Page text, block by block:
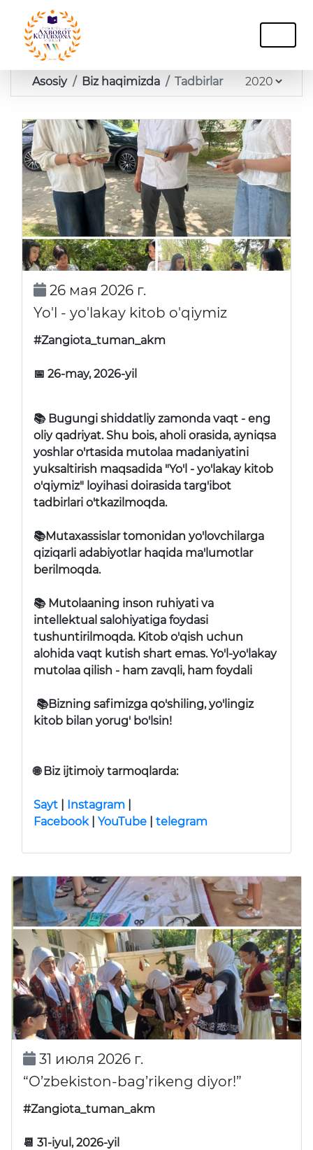
Asosiy Biz haqimizda Tadbirlar
26 мая 2026 г.
Yo'l - yo'lakay kitob o'qiymiz
#Zangiota_tuman_akm
📅 26-may, 2026-yil
📚 Bugungi shiddatliy zamonda vaqt - eng
oliy qadriyat. Shu bois, aholi orasida, ayniqsa
yoshlar o'rtasida mutolaa madaniyatini
yuksaltirish maqsadida "Yo'l - yo'lakay kitob
o'qiymiz" loyihasi doirasida targ'ibot
tadbirlari o'tkazilmoqda.
📚Mutaxassislar tomonidan yo'lovchilarga
qiziqarli adabiyotlar haqida ma'lumotlar
berilmoqda.
📚 Mutolaaning inson ruhiyati va
intellektual salohiyatiga foydasi
tushuntirilmoqda. Kitob o'qish uchun
alohida vaqt kutish shart emas. Yo'l-yo'lakay
mutolaa qilish - ham zavqli, ham foydali
📚Bizning safimizga qo'shiling, yo'lingiz
kitob bilan yorug' bo'lsin!
🌐 Biz ijtimoiy tarmoqlarda:
Sayt Instagram
Facebook| YouTube telegram
31 июля 2026 г.
“O’zbekiston-bag’rikeng diyor!”
#Zangiota_tuman_akm
📆 31-iyul, 2026-yil